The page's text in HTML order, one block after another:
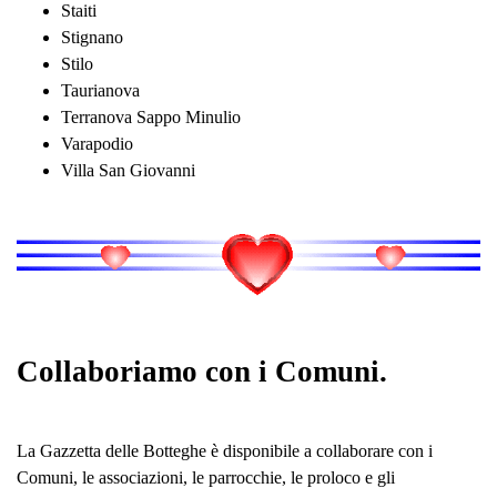
Staiti
Stignano
Stilo
Taurianova
Terranova Sappo Minulio
Varapodio
Villa San Giovanni
Collaboriamo con i Comuni.
La Gazzetta delle Botteghe è disponibile a collaborare con i
Comuni, le associazioni, le parrocchie, le proloco e gli